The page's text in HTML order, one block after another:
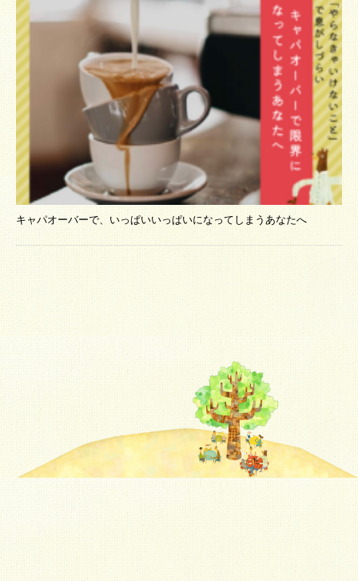
キャパオーバーで、いっぱいいっぱいになってしまうあなたへ